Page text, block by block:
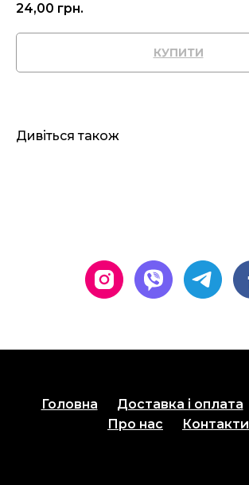
24,00 грн.
КУПИТИ
Дивіться також
Головна Доставка і оплата
Про нас
Контакти